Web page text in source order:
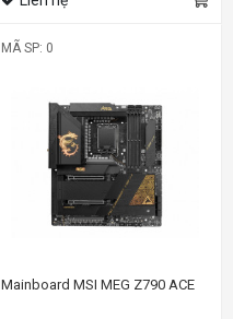
MÃ SP: 0
Mainboard MSI MEG Z790 ACE